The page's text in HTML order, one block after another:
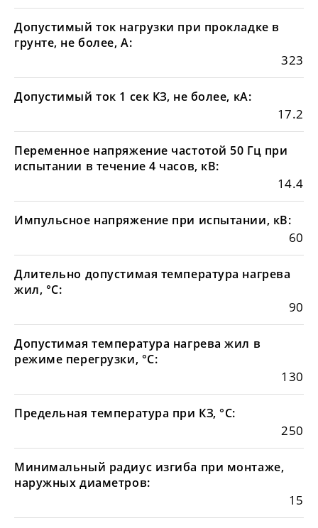
Допустимый ток нагрузки при прокладке в
грунте, не более, А:
323
Допустимый ток 1 сек КЗ, не более, кА:
17.2
Переменное напряжение частотой 50 Гц при
испытании в течение 4 часов, кВ:
14.4
Импульсное напряжение при испытании, кВ:
60
Длительно допустимая температура нагрева
жил, °С:
90
Допустимая температура нагрева жил в
режиме перегрузки, °С:
130
Предельная температура при КЗ, °С:
250
Минимальный радиус изгиба при монтаже,
наружных диаметров:
15